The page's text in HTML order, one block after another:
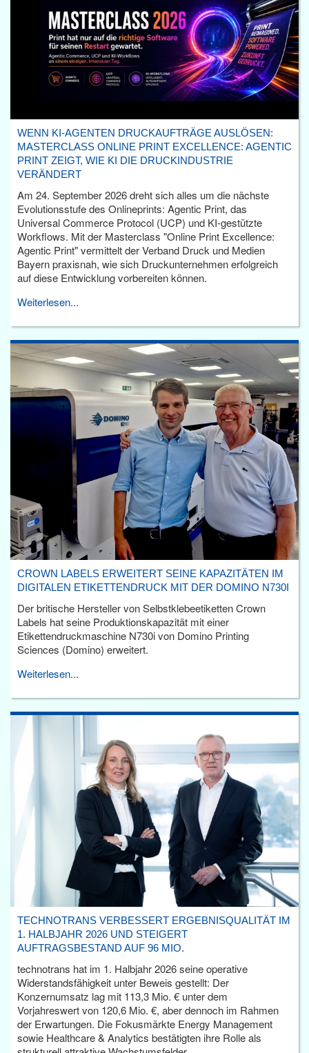
WENN KI-AGENTEN DRUCKAUFTRÄGE AUSLÖSEN:
MASTERCLASS ONLINE PRINT EXCELLENCE: AGENTIC
PRINT ZEIGT, WIE KI DIE DRUCKINDUSTRIE
VERÄNDERT
Am 24. September 2026 dreht sich alles um die nächste
Evolutionsstufe des Onlineprints: Agentic Print, das
Universal Commerce Protocol (UCP) und KI-gestützte
Workflows. Mit der Masterclass "Online Print Excellence:
Agentic Print" vermittelt der Verband Druck und Medien
Bayern praxisnah, wie sich Druckunternehmen erfolgreich
auf diese Entwicklung vorbereiten können.
Weiterlesen...
CROWN LABELS ERWEITERT SEINE KAPAZITÄTEN IM
DIGITALEN ETIKETTENDRUCK MIT DER DOMINO N730I
Der britische Hersteller von Selbstklebeetiketten Crown
Labels hat seine Produktionskapazität mit einer
Etikettendruckmaschine N730i von Domino Printing
Sciences (Domino) erweitert.
Weiterlesen...
TECHNOTRANS VERBESSERT ERGEBNISQUALITÄT IM
1. HALBJAHR 2026 UND STEIGERT
AUFTRAGSBESTAND AUF 96 MIO.
technotrans hat im 1. Halbjahr 2026 seine operative
Widerstandsfähigkeit unter Beweis gestellt: Der
Konzernumsatz lag mit 113,3 Mio. € unter dem
Vorjahreswert von 120,6 Mio. €, aber dennoch im Rahmen
der Erwartungen. Die Fokusmärkte Energy Management
sowie Healthcare & Analytics bestätigten ihre Rolle als